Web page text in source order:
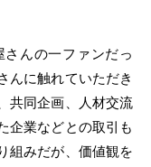
んの一ファンだっ
んに触れていただき
共同企画、人材交流
企業などとの取引も
組みだが、価値観を